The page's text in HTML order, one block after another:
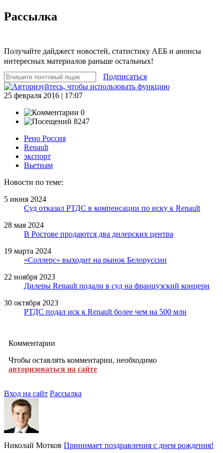
Рассылка
Получайте дайджест новостей, статистику АЕБ и анонсы
интересных материалов раньше остальных!
Подписаться
25 февраля 2016 | 17:07
0
8247
Рено Россия
Renault
экспорт
Вьетнам
Новости по теме:
5 июня 2024
Суд отказал РТДС в компенсации по иску к Renault
28 мая 2024
В Ростове продаются два дилерских центра
19 марта 2024
«Соллерс» выходит на рынок Белоруссии
22 ноября 2023
Дилеры Renault подали в суд на французский концерн
30 октября 2023
РТДС подал иск к Renault более чем на 500 млн
Комментарии
Чтобы оставлять комментарии, необходимо
авторизоваться на сайте
Вход на сайт Рассылка
Николай Мотков Принимает поздравления с днем рождения!